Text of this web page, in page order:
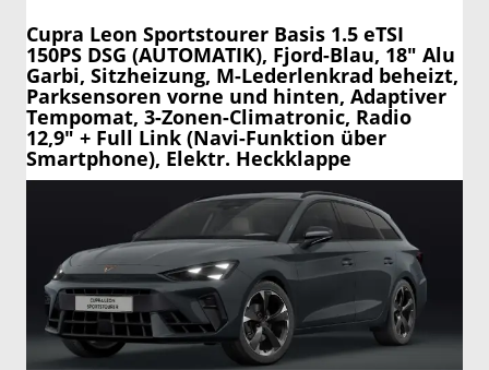
Cupra Leon Sportstourer Basis 1.5 eTSI
150PS DSG (AUTOMATIK), Fjord-Blau, 18" Alu
Garbi, Sitzheizung, M-Lederlenkrad beheizt,
Parksensoren vorne und hinten, Adaptiver
Tempomat, 3-Zonen-Climatronic, Radio
12,9" + Full Link (Navi-Funktion über
Smartphone), Elektr. Heckklappe